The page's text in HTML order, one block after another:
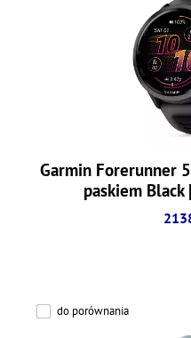
Garmin Forerunner
paskiem
do porównania